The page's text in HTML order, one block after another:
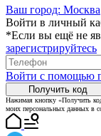
Ваш город: Москва
Войти в личный
*Если вы ещё не
зарегистрируйтесь
Войти с помощью
Получить код
Нажимая кнопку «Получить
моих персональных данных в